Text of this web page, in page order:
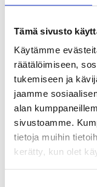
Tämä sivusto
Käytämme
räätälöimiseen,
tukemiseen ja
jaamme
alan
sivustoamme.
tietoja muihin
kerätty, kun olet